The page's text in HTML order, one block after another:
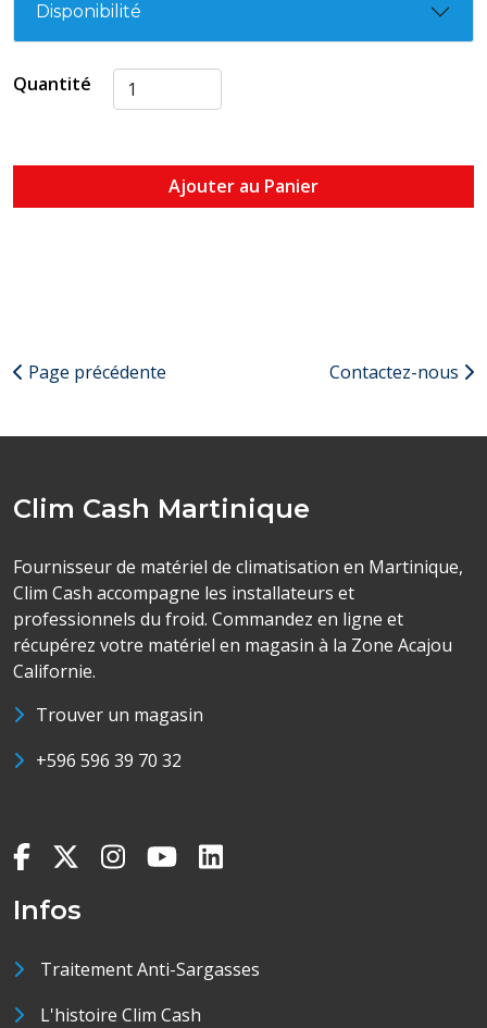
Disponibilité
Quantité
Ajouter au Panier
Page précédente Contactez-nous
Clim Cash Martinique
Fournisseur de matériel de climatisation en Martinique,
Clim Cash accompagne les installateurs et
professionnels du froid. Commandez en ligne et
récupérez votre matériel en magasin à la Zone Acajou
Californie.
Trouver un magasin
+596 596 39 70 32
Infos
Traitement Anti-Sargasses
L'histoire Clim Cash